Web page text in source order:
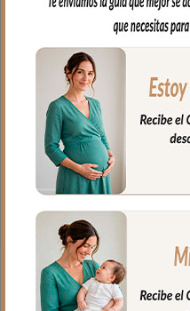
el revés un tejido rejilla
mejor ventilación.
Ojales en respaldo y
de arneses. Traseras
en la parte superior y en
que quede bien sujeta.
Puedes lavar a mano o
siempre agua fría,
secado al natural.